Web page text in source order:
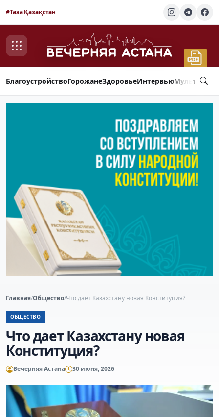
#Таза Қазақстан
БлагоустройствоГорожанеЗдоровьеИнтервью
Главная/Общество/Что дает Казахстану новая Конституция?
ОБЩЕСТВО
Что дает Казахстану новая
Конституция?
Вечерняя Астана 30 июня, 2026